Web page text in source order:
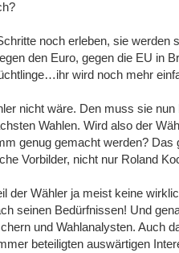
noch erleben, sie werden
den Euro, gegen die EU in
wird noch mehr
nicht wäre. Den muss sie
Wahlen. Wird also der
genug gemacht werden? Das
Vorbilder, nicht nur Roland
der Wähler ja meist keine
seinen Bedürfnissen! Und
und Wahlanalysten. Auch
beteiligten auswärtigen